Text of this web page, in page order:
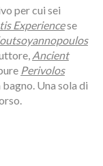
per cui sei
Experiencese
Ancient
Perivolos
Una sola di